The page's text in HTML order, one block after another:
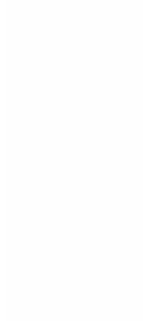
D'innombrables
Gestion des
développement,
Déverrouillez les